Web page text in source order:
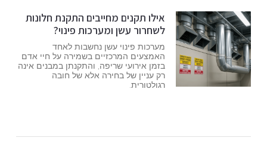
אילו תקנים מחייבים התקנת חלונות
לשחרור עשן ומערכות פינוי?
מערכות פינוי עשן נחשבות לאחד
האמצעים המרכזיים בשמירה על חיי אדם
בזמן אירועי שריפה, והתקנתן במבנים אינה
רק עניין של בחירה אלא של חובה
רגולטורית.